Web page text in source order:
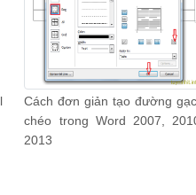
Cách đơn giản tạo đường
chéo trong Word 2007,
2013